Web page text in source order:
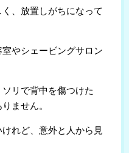
、放置しがちになって
やシェービングサロン
リで背中を傷つけた
ません。
れど、意外と人から見